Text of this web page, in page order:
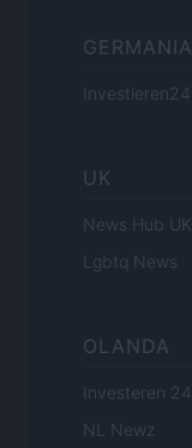
GERMANIA
Investieren24
UK
News Hub UK
Lgbtq News
OLANDA
Investeren 24
NL Newz